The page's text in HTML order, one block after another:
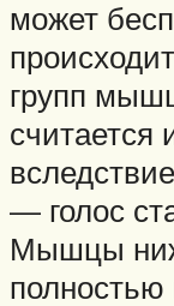
может
групп
считается
— голос
Мышцы
полностью